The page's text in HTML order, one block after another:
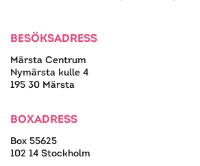
BESÖKSADRESS
Märsta Centrum
Nymärsta kulle 4
195 30 Märsta
BOXADRESS
Box 55625
102 14 Stockholm